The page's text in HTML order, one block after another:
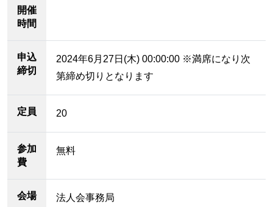
開催
時間
申込
締切
2024年6月27日(木) 00:00:00 ※満席になり次
第締め切りとなります
定員 20
参加
費
無料
会場 法人会事務局